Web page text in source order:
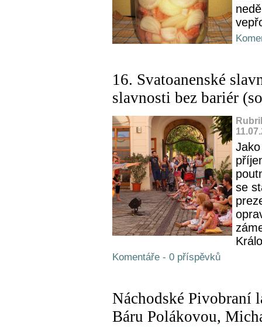
16. Svatoanenské
slavnosti bez bariér
se
Komentáře - 0 příspěvků
Náchodské Pivobraní
Báru Polákovou,